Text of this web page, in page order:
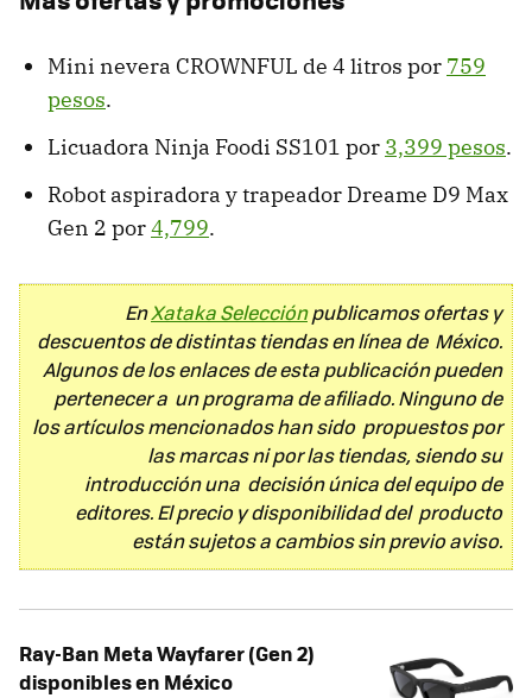
Mini nevera CROWNFUL de 4 litros por 759
pesos.
Licuadora Ninja Foodi SS101 por 3,399 pesos.
Robot aspiradora y trapeador Dreame D9 Max
Gen 2 por4,799.
EnXataka Selecciónpublicamos ofertas y
descuentos de distintas tiendas en línea de México.
Algunos de los enlaces de esta publicación pueden
pertenecer a un programa de afiliado. Ninguno de
los artículos mencionados han sido propuestos por
las marcas ni por las tiendas, siendo su
introducción una decisión única del equipo de
editores. El precio y disponibilidad del producto
están sujetos a cambios sin previo aviso.
Ray-Ban Meta Wayfarer (Gen 2)
disponibles en México